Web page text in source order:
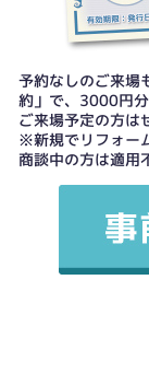
予約なしのご来場
約」で、3000円
ご来場予定の方は
※新規でリフォー
商談中の方は適用